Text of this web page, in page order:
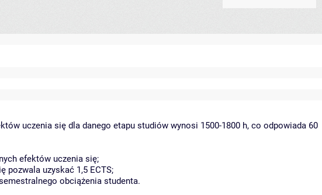
uczenia się dla danego etapu studiów wynosi 1500-1800 h, co odpowiada 60
efektów uczenia się;
pozwala uzyskać 1,5 ECTS;
obciążenia studenta.